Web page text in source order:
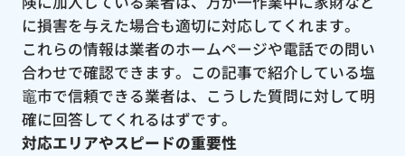
に損害を与えた場合も適切に対応してくれます。
これらの情報は業者のホームページや電話での問い
合わせで確認できます。この記事で紹介している塩
竈市で信頼できる業者は、こうした質問に対して明
確に回答してくれるはずです。
対応エリアやスピードの重要性